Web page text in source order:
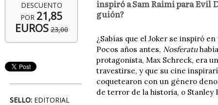
DESCUENTO
POR 21,85
EUROS 23,00
SELLO: EDITORIAL
inspiró a Sam Raimi para Evil
guión?
¿Sabías que el Joker se inspiró
Pocos años antes, Nosferatu
protagonista, Max Schreck, era
travestirse, y que su cine
coquetearon con un género
de terror de la historia, o